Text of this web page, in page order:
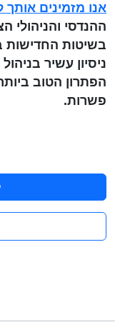
אנו מזמינים אותך
ההנדסי
בשיטות החדישות
הפתרון הטוב
פשרות.